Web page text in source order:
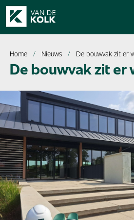
Home Nieuws De bouwvak zit er
De bouwvak zit er